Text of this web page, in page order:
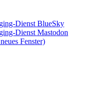
Dienst BlueSky
Dienst Mastodon
Fenster)